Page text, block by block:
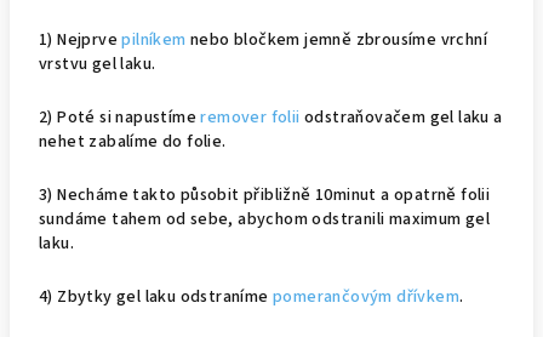
1) Nejprvepilníkem nebo bločkem jemně zbrousíme vrchní
vrstvu gel laku.
2) Poté si napustímeremover folii odstraňovačem gel laku a
nehet zabalíme do folie.
3) Necháme takto působit přibližně 10minut a opatrně folii
sundáme tahem od sebe, abychom odstranili maximum gel
laku.
4) Zbytky gel laku odstraníme pomerančovým dřívkem.